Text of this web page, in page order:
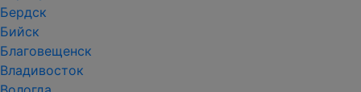
Бердск
Бийск
Благовещенск
Владивосток